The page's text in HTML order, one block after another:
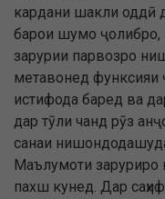
кардани шакли оддӣ
барои шумо
зарурии парвозро
метавонед функсияи
истифода баред ва
дар тӯли чанд рӯз
санаи
Маълумоти заруриро
пахш кунед. Дар